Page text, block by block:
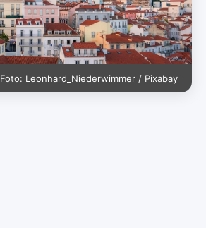
Foto: Leonhard_Niederwimmer / Pixabay